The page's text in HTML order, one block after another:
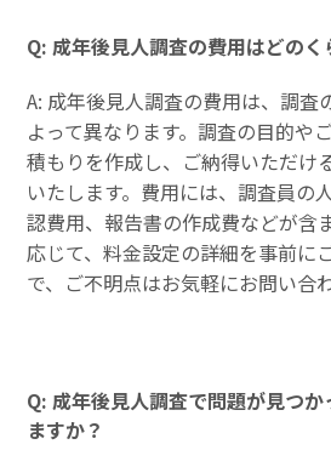
Q: 成年後見人調査の費用はどのく
A: 成年後見人調査の費用は、調査
よって異なります。調査の目的や
積もりを作成し、ご納得いただけ
いたします。費用には、調査員の
認費用、報告書の作成費などが含
応じて、料金設定の詳細を事前に
で、ご不明点はお気軽にお問い合
Q: 成年後見人調査で問題が見つか
ますか？